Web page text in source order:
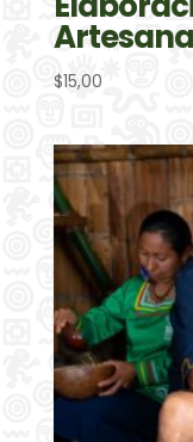
$15,00